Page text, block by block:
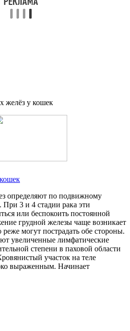
желёз у кошек
определяют по подвижному
При 3 и 4 стадии рака эти
или беспокоить постоянной
грудной железы чаще возникает
могут пострадать обе стороны.
увеличенные лимфатические
степени в паховой области
участок на теле
выраженным. Начинает